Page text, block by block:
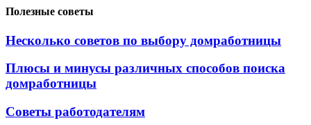
Полезные советы
Несколько советов по выбору домработницы
Плюсы и минусы различных способов поиска
домработницы
Советы работодателям